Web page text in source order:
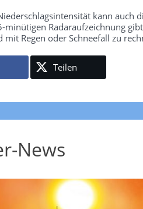
kann auch
minütigen Radaraufzeichnung
mit Regen oder Schneefall zu
Teilen
News